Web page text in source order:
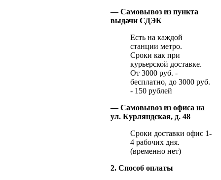
— Самовывоз из пункта
выдачи СДЭК
Есть на каждой
станции метро.
Сроки как при
курьерской доставке.
От 3000 руб. -
бесплатно, до 3000 руб.
- 150 рублей
— Самовывоз из офиса на
ул. Курляндская, д. 48
Сроки доставки офис 1-
4 рабочих дня.
(временно нет)
2. Способ оплаты